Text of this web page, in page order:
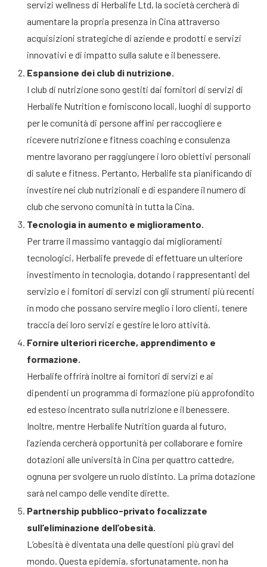
servizi wellness di Herbalife Ltd, la società cercherà di
aumentare la propria presenza in Cina attraverso
acquisizioni strategiche di aziende e prodotti e servizi
innovativi e di impatto sulla salute e il benessere.
Espansione dei club di nutrizione.
I club di nutrizione sono gestiti dai fornitori di servizi di
Herbalife Nutrition e forniscono locali, luoghi di supporto
per le comunità di persone affini per raccogliere e
ricevere nutrizione e fitness coaching e consulenza
mentre lavorano per raggiungere i loro obiettivi personali
di salute e fitness. Pertanto, Herbalife sta pianificando di
investire nei club nutrizionali e di espandere il numero di
club che servono comunità in tutta la Cina.
Tecnologia in aumento e miglioramento.
Per trarre il massimo vantaggio dai miglioramenti
tecnologici, Herbalife prevede di effettuare un ulteriore
investimento in tecnologia, dotando i rappresentanti del
servizio e i fornitori di servizi con gli strumenti più recenti
in modo che possano servire meglio i loro clienti, tenere
traccia dei loro servizi e gestire le loro attività.
Fornire ulteriori ricerche, apprendimento e
formazione.
Herbalife offrirà inoltre ai fornitori di servizi e ai
dipendenti un programma di formazione più approfondito
ed esteso incentrato sulla nutrizione e il benessere.
Inoltre, mentre Herbalife Nutrition guarda al futuro,
l’azienda cercherà opportunità per collaborare e fornire
dotazioni alle università in Cina per quattro cattedre,
ognuna per svolgere un ruolo distinto. La prima dotazione
sarà nel campo delle vendite dirette.
Partnership pubblico-privato focalizzate
sull’eliminazione dell’obesità.
L’obesità è diventata una delle questioni più gravi del
mondo. Questa epidemia, sfortunatamente, non ha